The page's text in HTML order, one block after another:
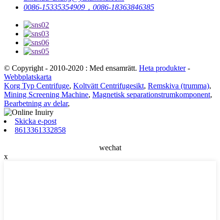
0086-15335354909，0086-18363846385
© Copyright - 2010-2020 : Med ensamrätt. Heta produkter-
Webbplatskarta
Korg Typ Centrifuge, Koltvätt Centrifugesikt, Remskiva (trumma),
Mining Screening Machine, Magnetisk separationstrumkomponent,
Bearbetning av delar,
Skicka e-post
8613361332858
wechat
x